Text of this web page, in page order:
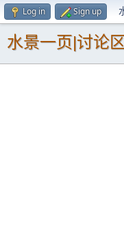
Log in Sign up
水景一页|讨论